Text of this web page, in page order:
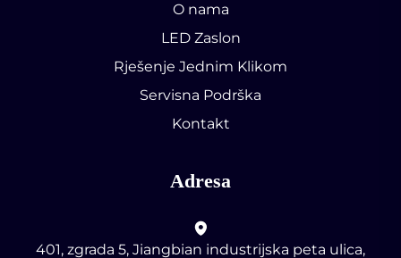
O nama
LED Zaslon
Rješenje Jednim Klikom
Servisna Podrška
Kontakt
Adresa
401, zgrada 5, Jiangbian industrijska peta ulica,